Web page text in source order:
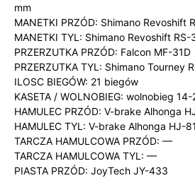
mm
MANETKI PRZÓD: Shimano Revoshift
MANETKI TYL: Shimano Revoshift
PRZERZUTKA PRZÓD: Falcon MF-31D
PRZERZUTKA TYL: Shimano Tourney
ILOSC BIEGÓW: 21 biegów
KASETA / WOLNOBIEG: wolnobieg
HAMULEC PRZÓD: V-brake Alhonga
HAMULEC TYL: V-brake Alhonga HJ-
TARCZA HAMULCOWA PRZÓD: —
TARCZA HAMULCOWA TYL: —
PIASTA PRZÓD: JoyTech JY-433